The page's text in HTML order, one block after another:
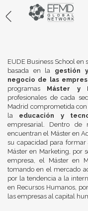
EUDE Business School
basada en la gestión
negocio de las
programas Máster y
profesionales de cada
Madrid comprometida
la educación y
empresarial. Dentro de
encuentran el Máster en
su capacidad para formar
Máster en Marketing, por
empresa, el Máster en
tomando en el mercado
por la tendencia a la
en Recursos Humanos,
las empresas al capital